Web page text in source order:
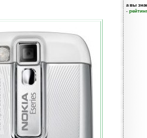
а вы
-